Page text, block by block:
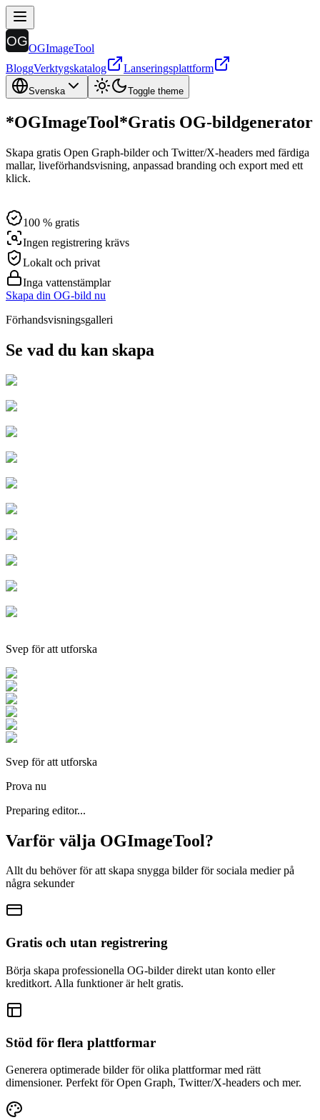
OGImageTool
BloggVerktygskatalog Lanseringsplattform
Svenska Toggle theme
*OGImageTool*Gratis OG-bildgenerator
Skapa gratis Open Graph-bilder och Twitter/X-headers med färdiga
mallar, liveförhandsvisning, anpassad branding och export med ett
klick.
100 % gratis
Ingen registrering krävs
Lokalt och privat
Inga vattenstämplar
Skapa din OG-bild nu
Förhandsvisningsgalleri
Se vad du kan skapa
Svep för att utforska
Svep för att utforska
Prova nu
Preparing editor...
Varför välja OGImageTool?
Allt du behöver för att skapa snygga bilder för sociala medier på
några sekunder
Gratis och utan registrering
Börja skapa professionella OG-bilder direkt utan konto eller
kreditkort. Alla funktioner är helt gratis.
Stöd för flera plattformar
Generera optimerade bilder för olika plattformar med rätt
dimensioner. Perfekt för Open Graph, Twitter/X-headers och mer.